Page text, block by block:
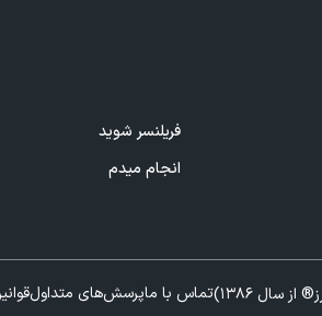
فریلنسر شوید
انجام میدم
1386) تماس با ماپرسش‌های متداول